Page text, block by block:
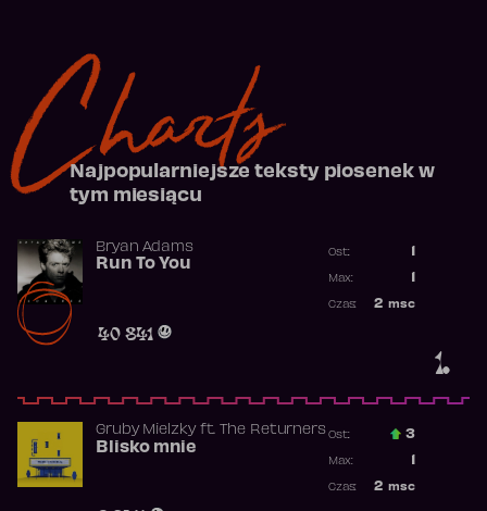
Charts
Najpopularniejsze teksty piosenek w
tym miesiącu
1.
Bryan Adams
Run To You
40 841
Ost.:
Max:
2 msc
Czas:
Gruby Mielzkyft. The Returners
Blisko mnie
Ost.: 3
Max:
2 msc
Czas: